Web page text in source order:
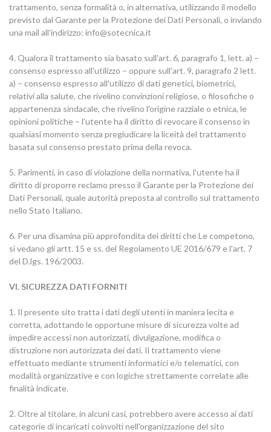
trattamento, senza formalità o, in alternativa, utilizzando il modello
previsto dal Garante per la Protezione dei Dati Personali, o inviando
una mail all'indirizzo: info@sotecnica.it
4. Qualora il trattamento sia basato sull'art. 6, paragrafo 1, lett. a) –
consenso espresso all'utilizzo – oppure sull'art. 9, paragrafo 2 lett.
a) – consenso espresso all'utilizzo di dati genetici, biometrici,
relativi alla salute, che rivelino convinzioni religiose, o filosofiche o
appartenenza sindacale, che rivelino l'origine razziale o etnica, le
opinioni politiche – l'utente ha il diritto di revocare il consenso in
qualsiasi momento senza pregiudicare la liceità del trattamento
basata sul consenso prestato prima della revoca.
5. Parimenti, in caso di violazione della normativa, l'utente ha il
diritto di proporre reclamo presso il Garante per la Protezione dei
Dati Personali, quale autorità preposta al controllo sul trattamento
nello Stato Italiano.
6. Per una disamina più approfondita dei diritti che Le competono,
si vedano gli artt. 15 e ss. del Regolamento UE 2016/679 e l'art. 7
del D.lgs. 196/2003.
VI. SICUREZZA DATI FORNITI
1. Il presente sito tratta i dati degli utenti in maniera lecita e
corretta, adottando le opportune misure di sicurezza volte ad
impedire accessi non autorizzati, divulgazione, modifica o
distruzione non autorizzata dei dati. Il trattamento viene
effettuato mediante strumenti informatici e/o telematici, con
modalità organizzative e con logiche strettamente correlate alle
finalità indicate.
2. Oltre al titolare, in alcuni casi, potrebbero avere accesso ai dati
categorie di incaricati coinvolti nell'organizzazione del sito